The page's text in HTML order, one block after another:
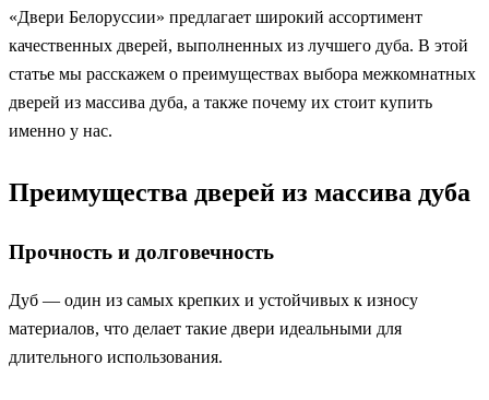
«Двери Белоруссии» предлагает широкий ассортимент
качественных дверей, выполненных из лучшего дуба. В этой
статье мы расскажем о преимуществах выбора межкомнатных
дверей из массива дуба, а также почему их стоит купить
именно у нас.
Преимущества дверей из массива дуба
Прочность и долговечность
Дуб — один из самых крепких и устойчивых к износу
материалов, что делает такие двери идеальными для
длительного использования.